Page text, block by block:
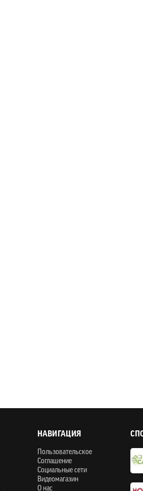
НАВИГАЦИЯ
Пользовательское
Соглашение
Социальные сети
Видеомагазин
О нас